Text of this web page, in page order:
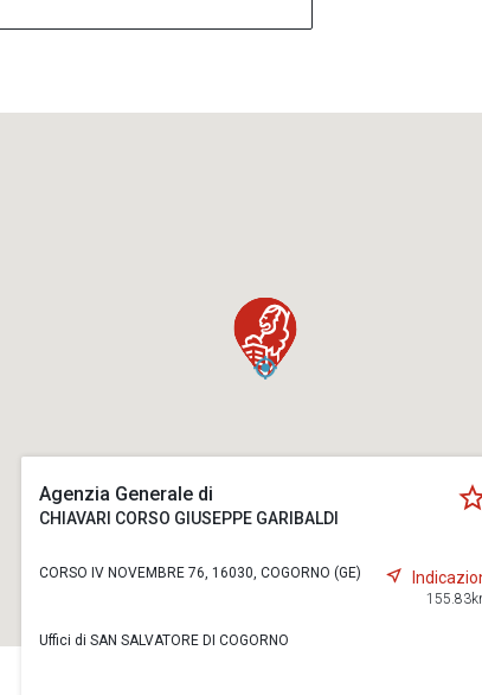
Agenzia Generale di
CHIAVARI CORSO GIUSEPPE GARIBALDI
CORSO IV NOVEMBRE 76, 16030, COGORNO (GE)
Uffici di SAN SALVATORE DI COGORNO